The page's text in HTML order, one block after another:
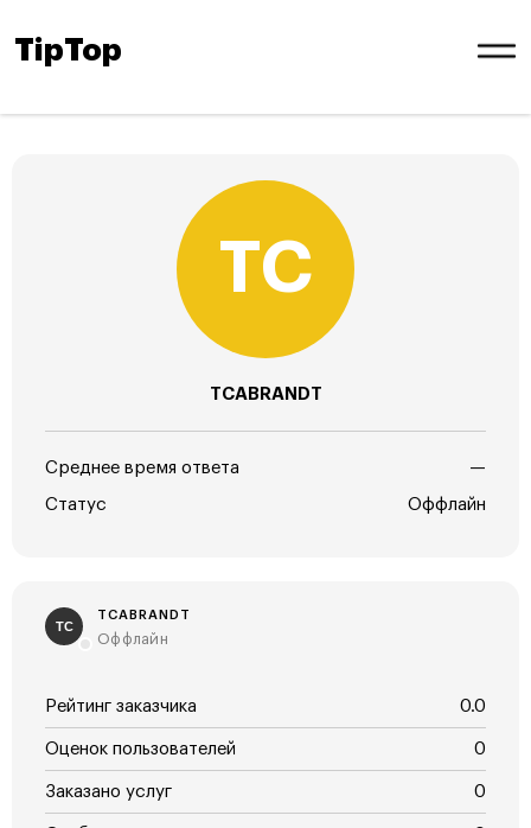
TipTop
TCABRANDT
Среднее время ответа —
Статус Оффлайн
TC
TCABRANDT
Оффлайн
Рейтинг заказчика 0.0
Оценок пользователей 0
Заказано услуг 0